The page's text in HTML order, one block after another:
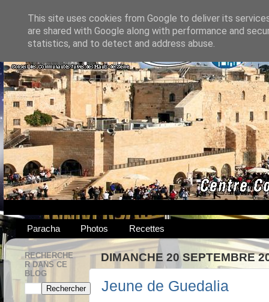
Paracha Photos Recettes
DIMANCHE 20 SEPTEMBRE
Jeune de Guedalia
RECHERCHE
R DANS CE
BLOG
This site uses cookies from Google to deliver its
are shared with Google along with performance and
statistics, and to detect and address abuse.